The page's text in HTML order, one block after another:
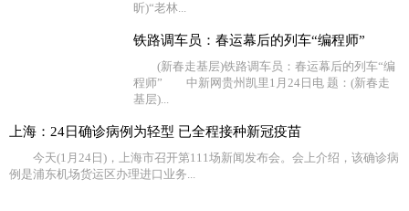
昕)“老林...
铁路调车员：春运幕后的列车“编程师”
(新春走基层)铁路调车员：春运幕后的列车“编
程师” 中新网贵州凯里1月24日电 题：(新春走
基层)...
上海：24日确诊病例为轻型 已全程接种新冠疫苗
今天(1月24日)，上海市召开第111场新闻发布会。会上介绍，该确诊病
例是浦东机场货运区办理进口业务...